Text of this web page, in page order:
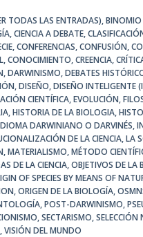
TODAS LAS ENTRADAS),
,CIENCIA A DEBATE,
,CONFERENCIAS,CONFUSIÓN,
,CONOCIMIENTO,CREENCIA,
,DARWINISMO,DEBATES
,DISEÑO,DISEÑO INTELIGENTE
CIENTÍFICA,EVOLUCIÓN,
,HISTORIA DE LA BIOLOGIA,
DARWINIANO O DARVINÉS,
DE LA CIENCIA,LA
,MATERIALISMO,MÉTODO
DE LA CIENCIA,OBJETIVOS DE LA
OF SPECIES BY MEANS OF
,ORIGEN DE LA BIOLOGÍA,
,POST-DARWINISMO,
,SECTARISMO,SELECCIÓN
,VISIÓN DEL MUNDO